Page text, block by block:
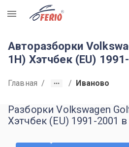
R
Авторазборки
1H) Хэтчбек (EU)
Главная / / Иваново
Разборки Volkswagen
Хэтчбек (EU) 1991-2001